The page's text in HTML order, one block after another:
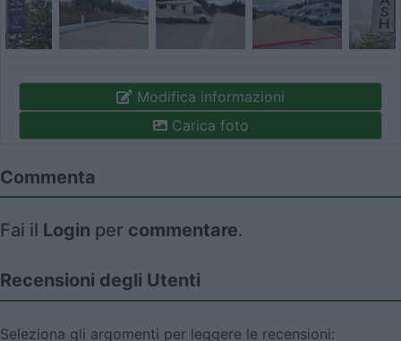
Modifica informazioni
Carica foto
Commenta
Fai il Login per commentare.
Recensioni degli Utenti
Seleziona gli argomenti per leggere le recensioni: